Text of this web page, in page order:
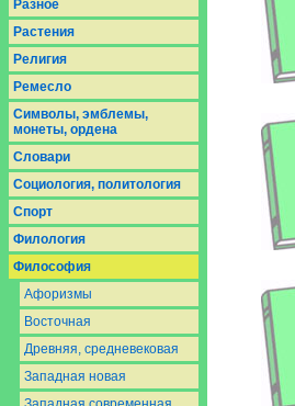
Разное
Растения
Религия
Ремесло
Символы, эмблемы,
монеты, ордена
Словари
Социология, политология
Спорт
Филология
Философия
Афоризмы
Восточная
Древняя, средневековая
Западная новая